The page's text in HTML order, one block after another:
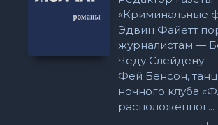
«Криминальные
Эдвин Файетт
журналистам —
Чеду Слейдену —
Фей Бенсон,
ночного клуба
расположенног...